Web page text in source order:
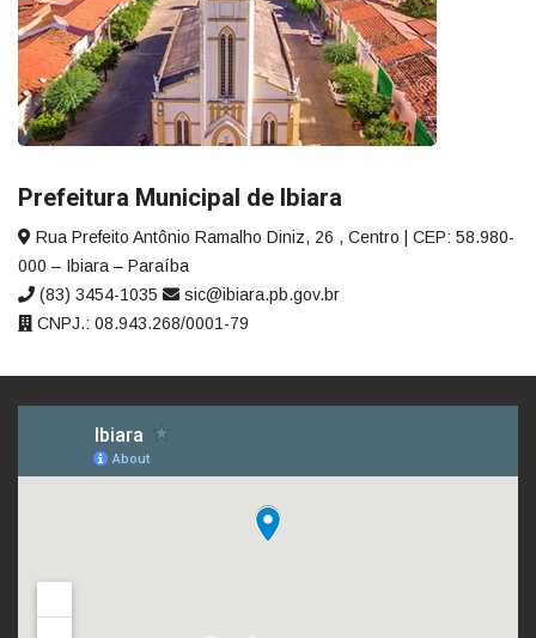
Prefeitura Municipal de Ibiara
Rua Prefeito Antônio Ramalho Diniz, 26 , Centro | CEP: 58.980-
000 – Ibiara – Paraíba
(83) 3454-1035
sic@ibiara.pb.gov.br
CNPJ.: 08.943.268/0001-79